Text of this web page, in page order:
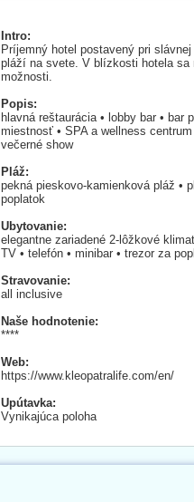
Intro:
Príjemný hotel postavený pri
pláží na svete. V blízkosti hotela sa
možnosti.
Popis:
hlavná reštaurácia • lobby bar • bar
miestnosť • SPA a wellness
večerné show
Pláž:
pekná pieskovo-kamienková pláž •
poplatok
Ubytovanie:
elegantne zariadené 2-lôžkové
TV • telefón • minibar • trezor za
Stravovanie:
all inclusive
Naše hodnotenie:
****
Web:
https://www.kleopatralife.com/en/
Upútavka:
Vynikajúca poloha